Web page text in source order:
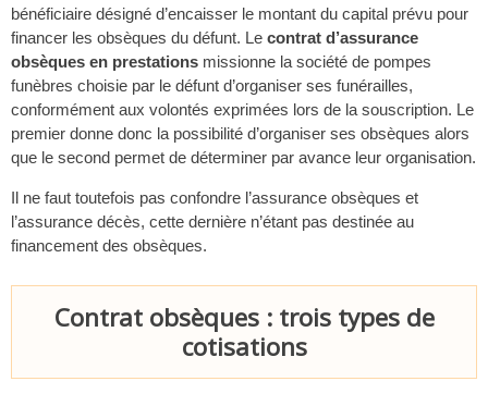
bénéficiaire désigné d’encaisser le montant du capital prévu pour
financer les obsèques du défunt. Le contrat d’assurance
obsèques en prestations missionne la société de pompes
funèbres choisie par le défunt d’organiser ses funérailles,
conformément aux volontés exprimées lors de la souscription. Le
premier donne donc la possibilité d’organiser ses obsèques alors
que le second permet de déterminer par avance leur organisation.
Il ne faut toutefois pas confondre l’assurance obsèques et
l’assurance décès, cette dernière n’étant pas destinée au
financement des obsèques.
Contrat obsèques : trois types de
cotisations